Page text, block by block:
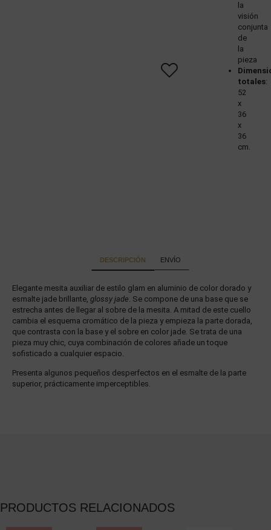
la
visión
conjunta
de
la
pieza
totales:
52
x
36
x
36
cm.
DESCRIPCIÓN ENVÍO
Elegante mesita auxiliar de estilo glam en aluminio de color dorado y
esmalte jade brillante, glossy jade . Se compone de una base que se
estrecha antes de llegar al sobre de la mesita. A mitad de este cuello
cambia el esquema cromático de la pieza y empieza la parte dorada,
que contrasta con la base y el sobre en color jade. Se trata de una
pieza muy chic, cuya combinación de colores añade un toque
sofisticado a cualquier espacio.
Presenta algunos pequeños desperfectos en el esmalte de la parte
superior, prácticamente imperceptibles.
PRODUCTOS RELACIONADOS